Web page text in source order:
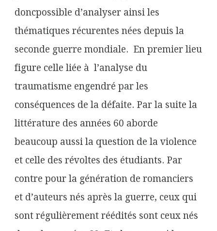
doncpossible d’analyser ainsi les
thématiques récurentes nées depuis la
seconde guerre mondiale. En premier lieu
figure celle liée à l’analyse du
traumatisme engendré par les
conséquences de la défaite. Par la suite la
littérature des années 60 aborde
beaucoup aussi la question de la violence
et celle des révoltes des étudiants. Par
contre pour la génération de romanciers
et d’auteurs nés après la guerre, ceux qui
sont régulièrement réédités sont ceux nés